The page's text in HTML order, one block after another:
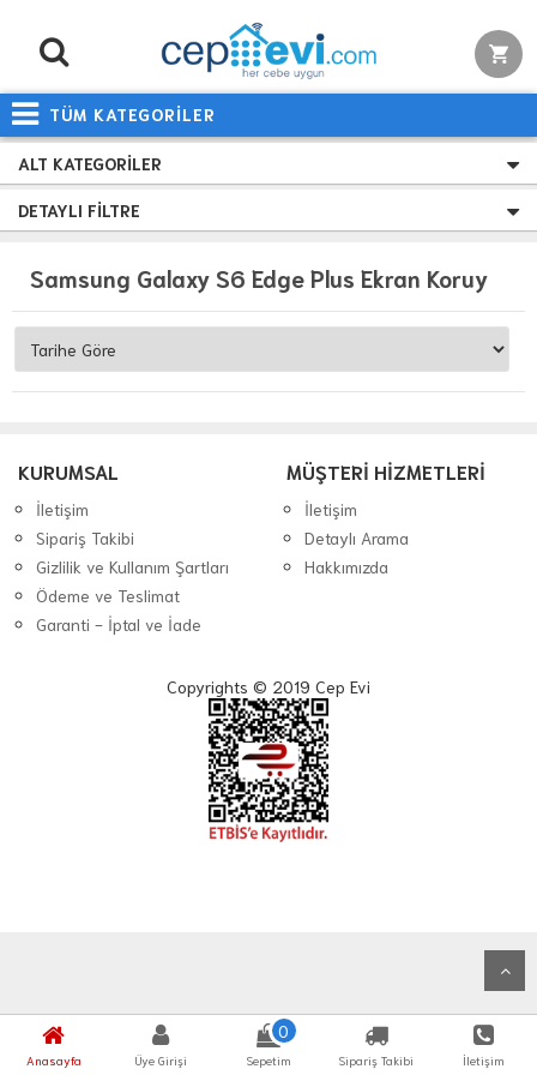
TÜM KATEGORİLER
Anasayfa Üye Girişi
0
Sepetim Sipariş Takibi İletişim
ALT KATEGORILER
DETAYLI FILTRE
KURUMSAL
İletişim
Sipariş Takibi
Gizlilik ve Kullanım Şartları
Ödeme ve Teslimat
Garanti - İptal ve İade
MÜŞTERİ HİZMETLERİ
İletişim
Detaylı Arama
Hakkımızda
Copyrights © 2019 Cep Evi